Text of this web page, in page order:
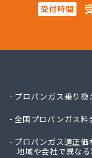
受付時間
プロパンガス乗り換
全国プロパンガス料
プロパンガス適正価
地域や会社で異な